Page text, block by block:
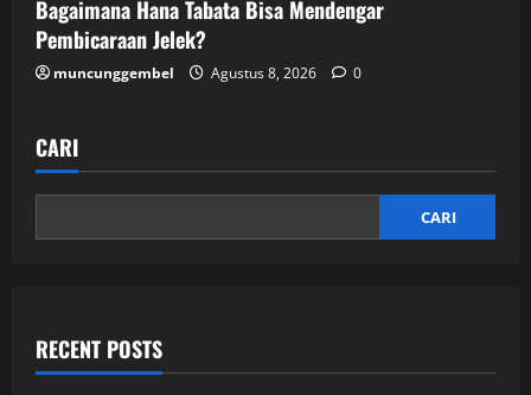
Bagaimana Hana Tabata Bisa Mendengar
Pembicaraan Jelek?
muncunggembel Agustus 8, 2026 0
CARI
CARI
RECENT POSTS